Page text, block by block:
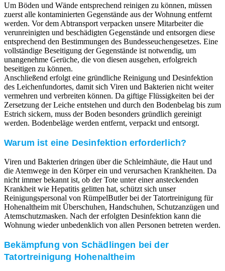
Um Böden und Wände entsprechend reinigen zu können, müssen
zuerst alle kontaminierten Gegenstände aus der Wohnung entfernt
werden. Vor dem Abtransport verpacken unsere Mitarbeiter die
verunreinigten und beschädigten Gegenstände und entsorgen diese
entsprechend den Bestimmungen des Bundesseuchengesetzes. Eine
vollständige Beseitigung der Gegenstände ist notwendig, um
unangenehme Gerüche, die von diesen ausgehen, erfolgreich
beseitigen zu können.
Anschließend erfolgt eine gründliche Reinigung und Desinfektion
des Leichenfundortes, damit sich Viren und Bakterien nicht weiter
vermehren und verbreiten können. Da giftige Flüssigkeiten bei der
Zersetzung der Leiche entstehen und durch den Bodenbelag bis zum
Estrich sickern, muss der Boden besonders gründlich gereinigt
werden. Bodenbeläge werden entfernt, verpackt und entsorgt.
Warum ist eine Desinfektion erforderlich?
Viren und Bakterien dringen über die Schleimhäute, die Haut und
die Atemwege in den Körper ein und verursachen Krankheiten. Da
nicht immer bekannt ist, ob der Tote unter einer ansteckenden
Krankheit wie Hepatitis gelitten hat, schützt sich unser
Reinigungspersonal von RümpelButler bei der Tatortreinigung für
Hohenaltheim mit Überschuhen, Handschuhen, Schutzanzügen und
Atemschutzmasken. Nach der erfolgten Desinfektion kann die
Wohnung wieder unbedenklich von allen Personen betreten werden.
Bekämpfung von Schädlingen bei der
Tatortreinigung Hohenaltheim